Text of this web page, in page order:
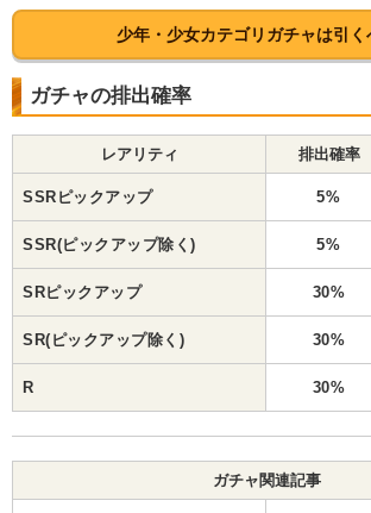
少年・少女カテゴリガチャは引く
ガチャの排出確率
レアリティ 排出確率
SSRピックアップ 5%
SSR(ピックアップ除く) 5%
SRピックアップ 30%
SR(ピックアップ除く) 30%
R 30%
ガチャ関連記事